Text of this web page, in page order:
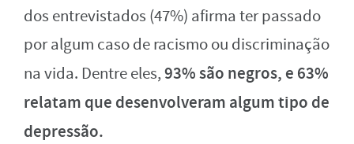
dos entrevistados (47%) afirma ter passado
por algum caso de racismo ou discriminação
na vida. Dentre eles,93% são negros, e 63%
relatam que desenvolveram algum tipo de
depressão.